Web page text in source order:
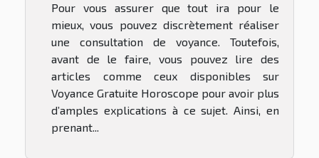
Pour vous assurer que tout ira pour le
mieux, vous pouvez discrètement réaliser
une consultation de voyance. Toutefois,
avant de le faire, vous pouvez lire des
articles comme ceux disponibles sur
Voyance Gratuite Horoscope pour avoir plus
d’amples explications à ce sujet. Ainsi, en
prenant...